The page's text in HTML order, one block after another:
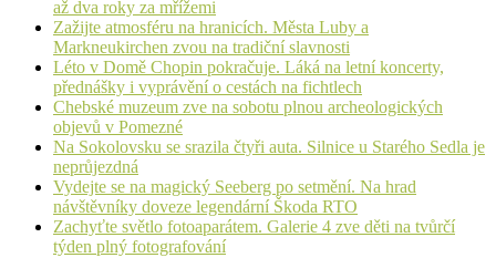
až dva roky za mřížemi
Zažijte atmosféru na hranicích. Města Luby a
Markneukirchen zvou na tradiční slavnosti
Léto v Domě Chopin pokračuje. Láká na letní koncerty,
přednášky i vyprávění o cestách na fichtlech
Chebské muzeum zve na sobotu plnou archeologických
objevů v Pomezné
Na Sokolovsku se srazila čtyři auta. Silnice u Starého Sedla je
neprůjezdná
Vydejte se na magický Seeberg po setmění. Na hrad
návštěvníky doveze legendární Škoda RTO
Zachyťte světlo fotoaparátem. Galerie 4 zve děti na tvůrčí
týden plný fotografování